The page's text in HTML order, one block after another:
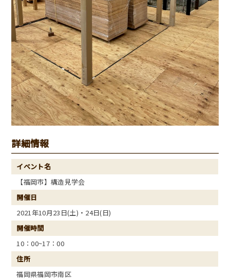
詳細情報
イベント名
【福岡市】構造見学会
開催日
2021年10月23日(土)・24日(日)
開催時間
10：00~17：00
住所
福岡県福岡市南区